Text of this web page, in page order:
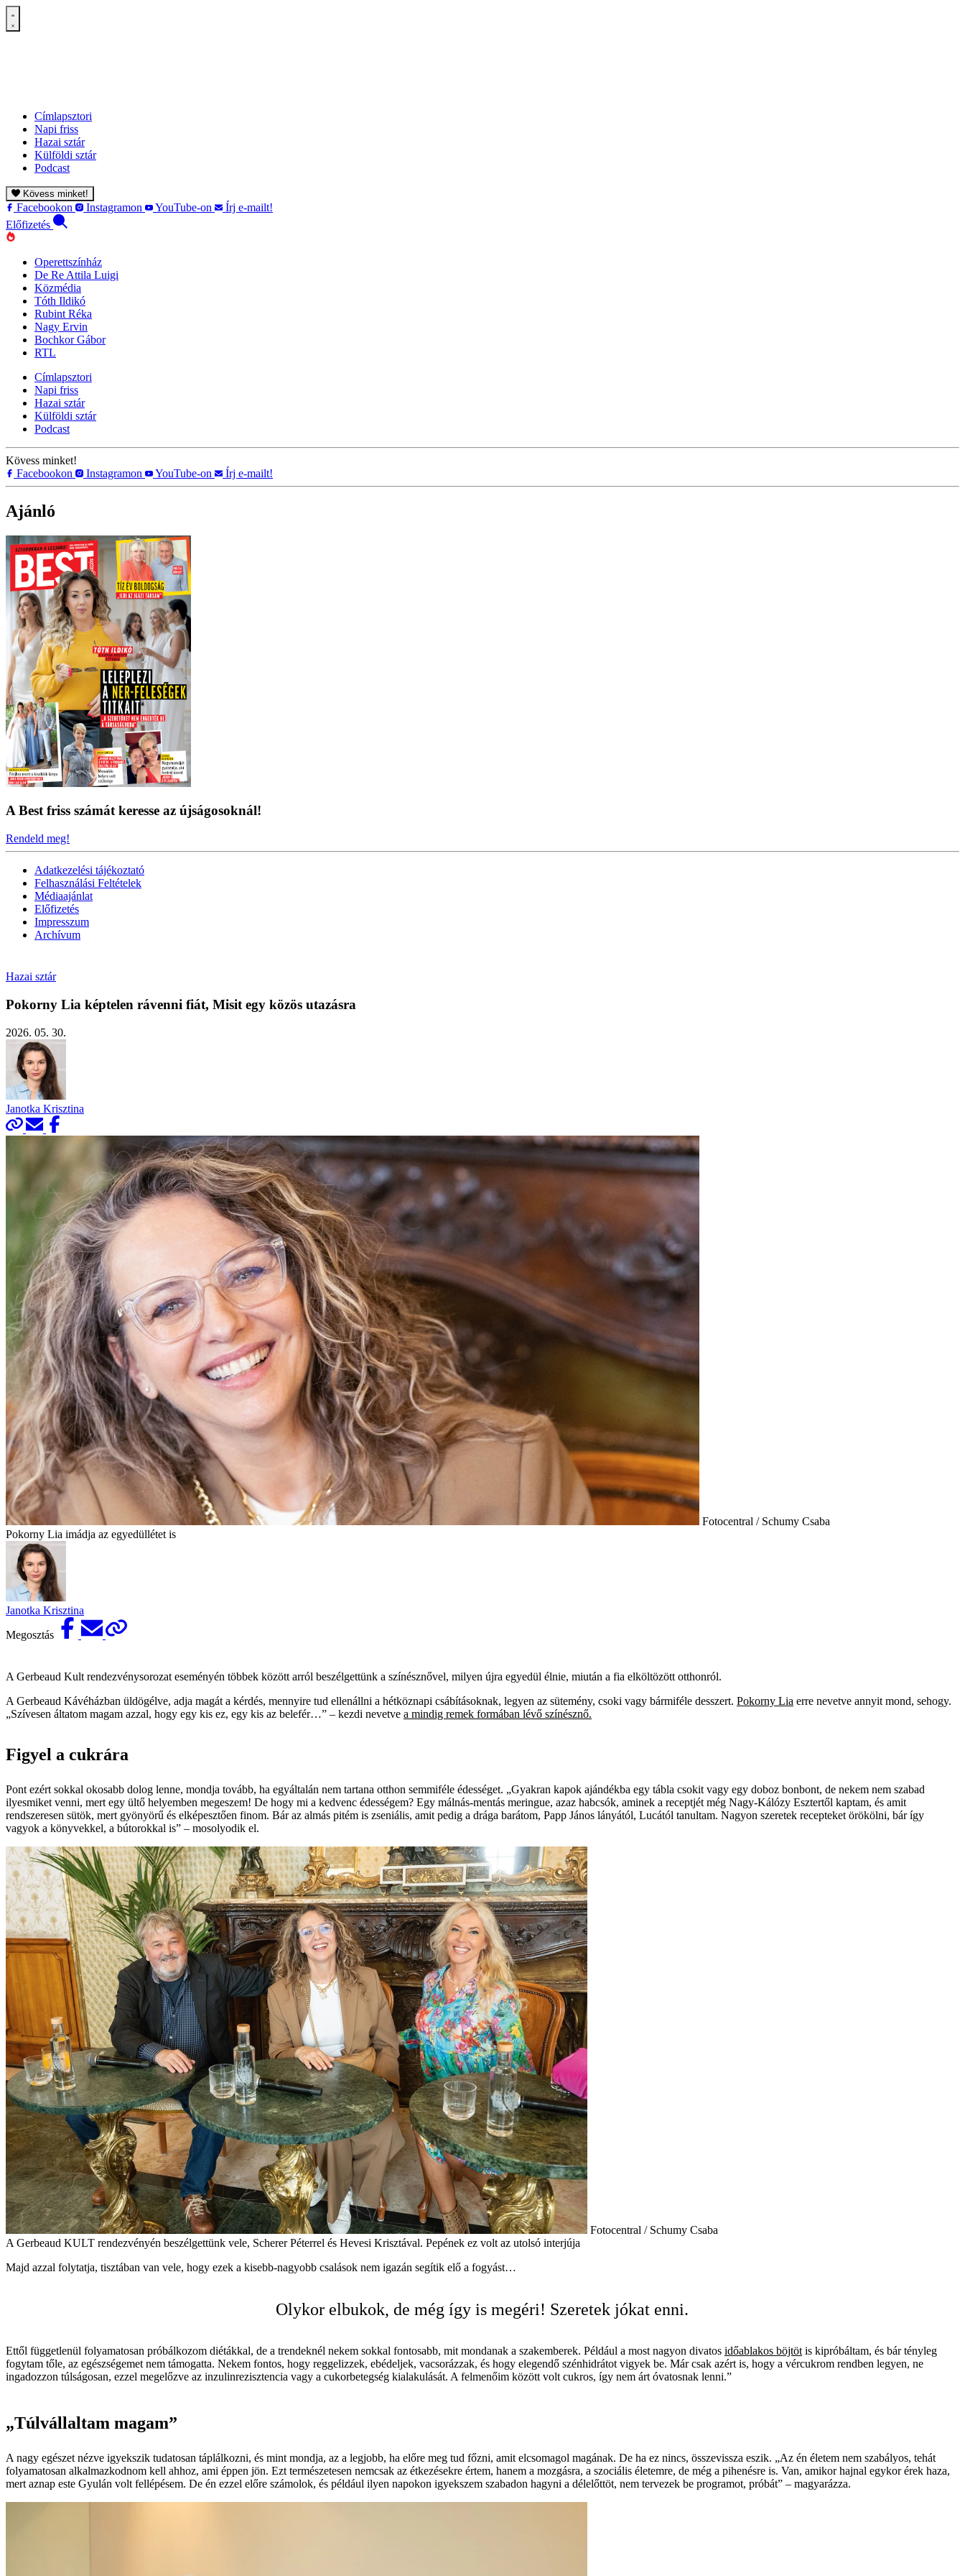
Címlapsztori
Napi friss
Hazai sztár
Külföldi sztár
Podcast
Kövess minket!
Facebookon Instagramon YouTube-on
Írj e-mailt!
Előfizetés
Operettszínház
De Re Attila Luigi
Közmédia
Tóth Ildikó
Rubint Réka
Nagy Ervin
Bochkor Gábor
RTL
Címlapsztori
Napi friss
Hazai sztár
Külföldi sztár
Podcast
Kövess minket!
Facebookon
Instagramon YouTube-on Írj e-mailt!
Ajánló
A Best friss számát keresse az újságosoknál!
Rendeld meg!
Adatkezelési tájékoztató
Felhasználási Feltételek
Médiaajánlat
Előfizetés
Impresszum
Archívum
Hazai sztár
Pokorny Lia képtelen rávenni fiát, Misit egy közös utazásra
2026. 05. 30.
Janotka Krisztina
Fotocentral / Schumy Csaba
Pokorny Lia imádja az egyedüllétet is
Janotka Krisztina
Megosztás
A Gerbeaud Kult rendezvénysorozat eseményén többek között arról beszélgettünk a színésznővel, milyen újra egyedül élnie, miután a fia elköltözött otthonról.
A Gerbeaud Kávéházban üldögélve, adja magát a kérdés, mennyire tud ellenállni a hétköznapi csábításoknak, legyen az sütemény, csoki vagy bármiféle desszert. Pokorny Lia erre nevetve annyit mond, sehogy.
„Szívesen áltatom magam azzal, hogy egy kis ez, egy kis az belefér…” – kezdi nevetve a mindig remek formában lévő színésznő.
Figyel a cukrára
Pont ezért sokkal okosabb dolog lenne, mondja tovább, ha egyáltalán nem tartana otthon semmiféle édességet. „Gyakran kapok ajándékba egy tábla csokit vagy egy doboz bonbont, de nekem nem szabad
ilyesmiket venni, mert egy ültő helyemben megeszem! De hogy mi a kedvenc édességem? Egy málnás-mentás meringue, azaz habcsók, aminek a receptjét még Nagy-Kálózy Esztertől kaptam, és amit
rendszeresen sütök, mert gyönyörű és elképesztően finom. Bár az almás pitém is zseniális, amit pedig a drága barátom, Papp János lányától, Lucától tanultam. Nagyon szeretek recepteket örökölni, bár így
vagyok a könyvekkel, a bútorokkal is” – mosolyodik el.
Fotocentral / Schumy Csaba
A Gerbeaud KULT rendezvényén beszélgettünk vele, Scherer Péterrel és Hevesi Krisztával. Pepének ez volt az utolsó interjúja
Majd azzal folytatja, tisztában van vele, hogy ezek a kisebb-nagyobb csalások nem igazán segítik elő a fogyást…
Olykor elbukok, de még így is megéri! Szeretek jókat enni.
Ettől függetlenül folyamatosan próbálkozom diétákkal, de a trendeknél nekem sokkal fontosabb, mit mondanak a szakemberek. Például a most nagyon divatos időablakos böjtötis kipróbáltam, és bár tényleg
fogytam tőle, az egészségemet nem támogatta. Nekem fontos, hogy reggelizzek, ebédeljek, vacsorázzak, és hogy elegendő szénhidrátot vigyek be. Már csak azért is, hogy a vércukrom rendben legyen, ne
ingadozzon túlságosan, ezzel megelőzve az inzulinrezisztencia vagy a cukorbetegség kialakulását. A felmenőim között volt cukros, így nem árt óvatosnak lenni.”
„Túlvállaltam magam”
A nagy egészet nézve igyekszik tudatosan táplálkozni, és mint mondja, az a legjobb, ha előre meg tud főzni, amit elcsomagol magának. De ha ez nincs, összevissza eszik. „Az én életem nem szabályos, tehát
folyamatosan alkalmazkodnom kell ahhoz, ami éppen jön. Ezt természetesen nemcsak az étkezésekre értem, hanem a mozgásra, a szociális életemre, de még a pihenésre is. Van, amikor hajnal egykor érek haza,
mert aznap este Gyulán volt fellépésem. De én ezzel előre számolok, és például ilyen napokon igyekszem szabadon hagyni a délelőttöt, nem tervezek be programot, próbát” – magyarázza.